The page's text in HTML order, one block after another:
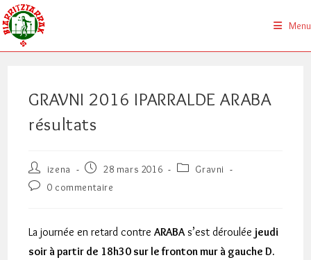
Skip
to
content
Menu
GRAVNI 2016 IPARRALDE ARABA
résultats
Auteur/autrice
de
la
izena
Publication
28 mars 2016
PostGravni
Commentaires
publication :
0 commentaire
La journée en retard contreARABAs’est déroulée jeudi
soir à partir de 18h30 sur le fronton mur à gauche D.